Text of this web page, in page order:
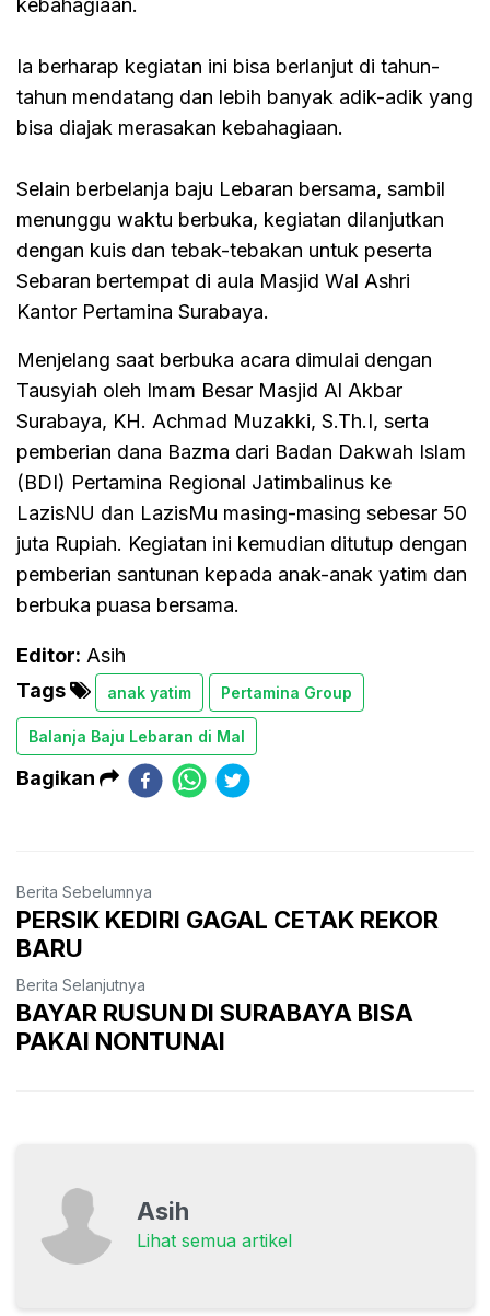
kebahagiaan.
Ia berharap kegiatan ini bisa berlanjut di tahun-
tahun mendatang dan lebih banyak adik-adik yang
bisa diajak merasakan kebahagiaan.
Selain berbelanja baju Lebaran bersama, sambil
menunggu waktu berbuka, kegiatan dilanjutkan
dengan kuis dan tebak-tebakan untuk peserta
Sebaran bertempat di aula Masjid Wal Ashri
Kantor Pertamina Surabaya.
Menjelang saat berbuka acara dimulai dengan
Tausyiah oleh Imam Besar Masjid Al Akbar
Surabaya, KH. Achmad Muzakki, S.Th.I, serta
pemberian dana Bazma dari Badan Dakwah Islam
(BDI) Pertamina Regional Jatimbalinus ke
LazisNU dan LazisMu masing-masing sebesar 50
juta Rupiah. Kegiatan ini kemudian ditutup dengan
pemberian santunan kepada anak-anak yatim dan
berbuka puasa bersama.
Editor: Asih
Tags
anak yatim Pertamina Group
Balanja Baju Lebaran di Mal
Bagikan
Berita Sebelumnya
PERSIK KEDIRI GAGAL CETAK REKOR
BARU
Berita Selanjutnya
BAYAR RUSUN DI SURABAYA BISA
PAKAI NONTUNAI
Asih
Lihat semua artikel